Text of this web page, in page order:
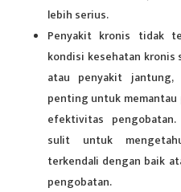
lebih serius.
Penyakit kronis tidak
kondisi kesehatan
atau penyakit
penting untuk
efektivitas
sulit untuk
terkendali dengan baik
pengobatan.